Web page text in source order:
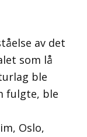
av det
som lå
ble
fulgte, ble
Oslo,